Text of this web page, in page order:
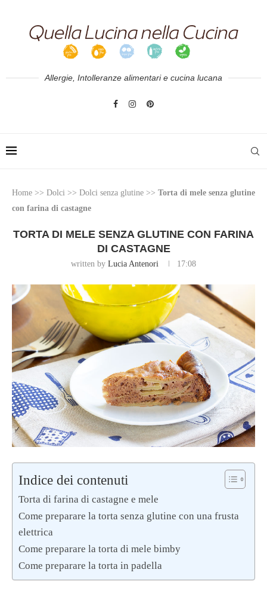
Allergie, Intolleranze alimentari e cucina lucana
Home >> Dolci >> Dolci senza glutine >> Torta di mele senza glutine
con farina di castagne
TORTA DI MELE SENZA GLUTINE CON FARINA
DI CASTAGNE
written by Lucia Antenori 17:08
Indice dei contenuti
Torta di farina di castagne e mele
Come preparare la torta senza glutine con una frusta
elettrica
Come preparare la torta di mele bimby
Come preparare la torta in padella